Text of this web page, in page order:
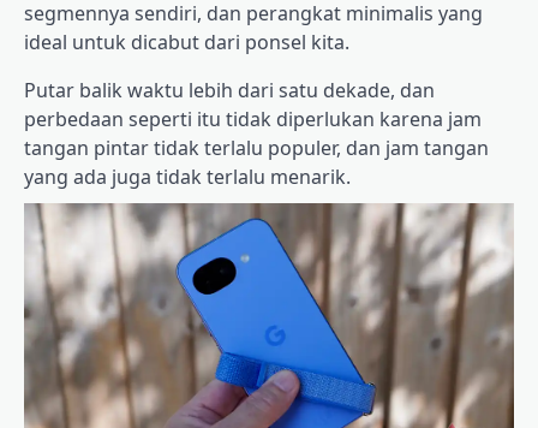
segmennya sendiri, dan perangkat minimalis yang
ideal untuk dicabut dari ponsel kita.
Putar balik waktu lebih dari satu dekade, dan
perbedaan seperti itu tidak diperlukan karena jam
tangan pintar tidak terlalu populer, dan jam tangan
yang ada juga tidak terlalu menarik.